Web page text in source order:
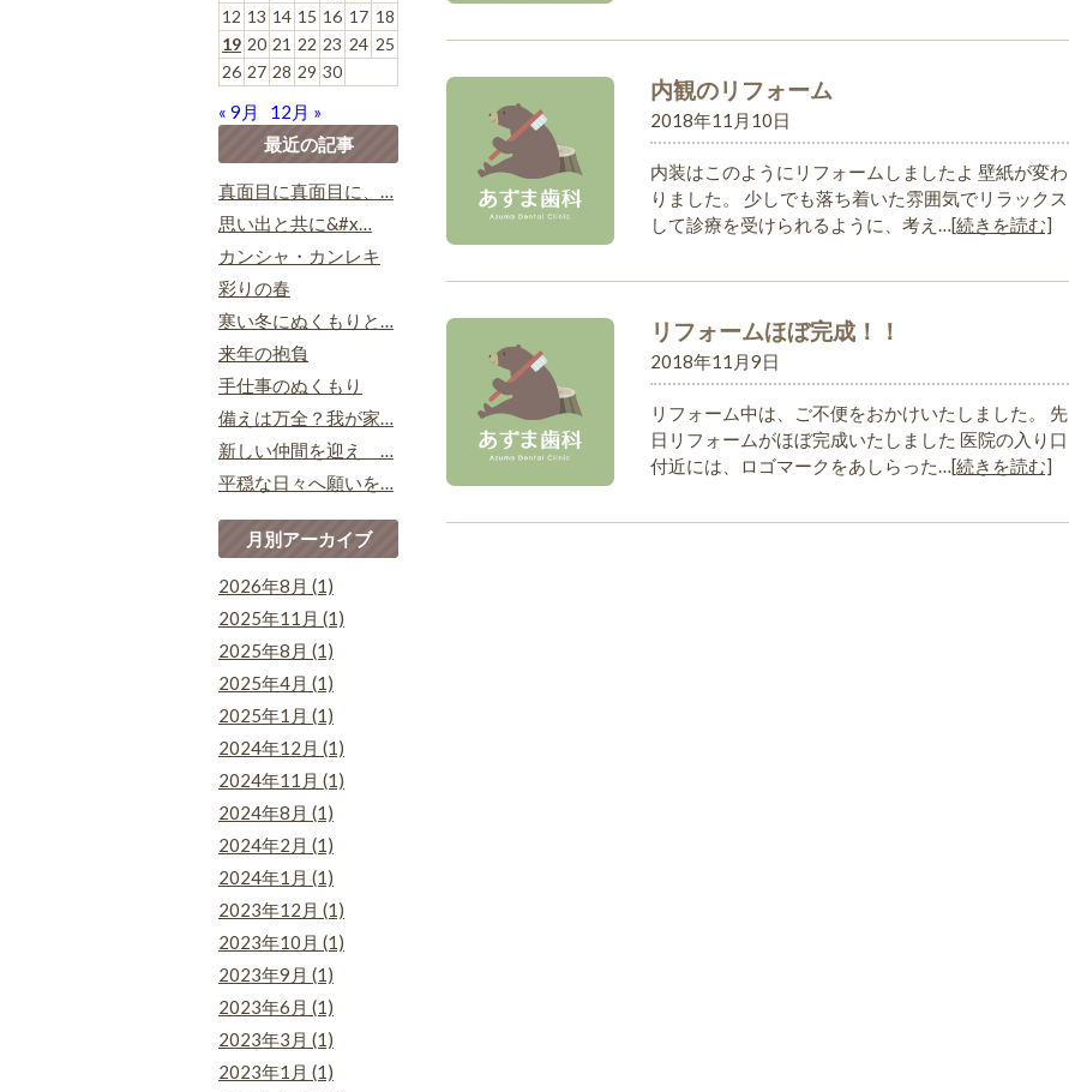
内観のリフォーム
2018年11月10日
内装はこのようにリフォームしましたよ 壁紙が変わ
りました。 少しでも落ち着いた雰囲気でリラックス
して診療を受けられるように、考え…[続きを読む]
リフォームほぼ完成！！
2018年11月9日
リフォーム中は、ご不便をおかけいたしました。 先
日リフォームがほぼ完成いたしました 医院の入り口
付近には、ロゴマークをあしらった…[続きを読む]
12 13 14 15 16 17 18
19 20 21 22 23 24 25
26 27 28 29 30
« 9月
12月 »
最近の記事
真面目に真面目に、…
思い出と共に&#x…
カンシャ・カンレキ
彩りの春
寒い冬にぬくもりと…
来年の抱負
手仕事のぬくもり
備えは万全？我が家…
新しい仲間を迎え …
平穏な日々へ願いを…
月別アーカイブ
2026年8月 (1)
2025年11月 (1)
2025年8月 (1)
2025年4月 (1)
2025年1月 (1)
2024年12月 (1)
2024年11月 (1)
2024年8月 (1)
2024年2月 (1)
2024年1月 (1)
2023年12月 (1)
2023年10月 (1)
2023年9月 (1)
2023年6月 (1)
2023年3月 (1)
2023年1月 (1)